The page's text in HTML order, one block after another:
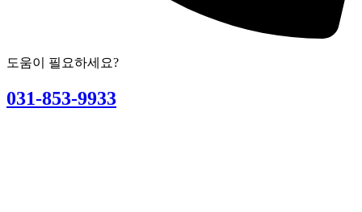
도움이 필요하세요?
031-853-9933